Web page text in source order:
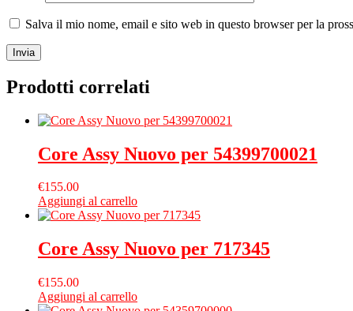
Salva il mio nome, email e sito web in questo browser per la
Prodotti correlati
Core Assy Nuovo per 54399700021
€155.00
Aggiungi al carrello
Core Assy Nuovo per 717345
€155.00
Aggiungi al carrello